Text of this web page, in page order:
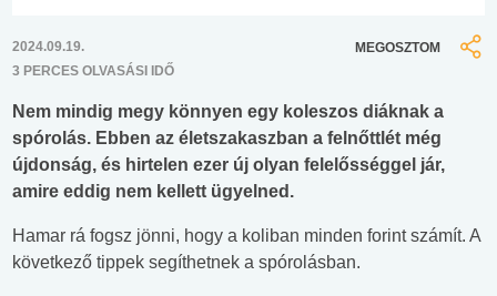
2024.09.19.
3 PERCES OLVASÁSI IDŐ
MEGOSZTOM
Nem mindig megy könnyen egy koleszos diáknak a
spórolás. Ebben az életszakaszban a felnőttlét még
újdonság, és hirtelen ezer új olyan felelősséggel jár,
amire eddig nem kellett ügyelned.
Hamar rá fogsz jönni, hogy a koliban minden forint számít. A
következő tippek segíthetnek a spórolásban.